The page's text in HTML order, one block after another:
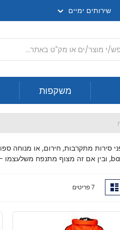
שירותים ימיים
משקפות
סירות מתקרבות, חירום, או מנוחה
רשימה7פריטים